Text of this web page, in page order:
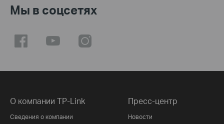
Мы в соцсетях
О компании TP-Link
Сведения о компании
Пресс-центр
Новости